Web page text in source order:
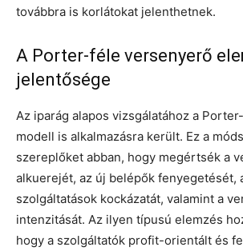
továbbra is korlátokat jelenthetnek.
A Porter-féle versenyerő
jelentősége
Az iparág alapos vizsgálatához a
modell is alkalmazásra került. Ez a
szereplőket abban, hogy megértsék a
alkuerejét, az új belépők fenyegetését,
szolgáltatások kockázatát, valamint a
intenzitását. Az ilyen típusú elemzés
hogy a szolgáltatók profit-orientált és